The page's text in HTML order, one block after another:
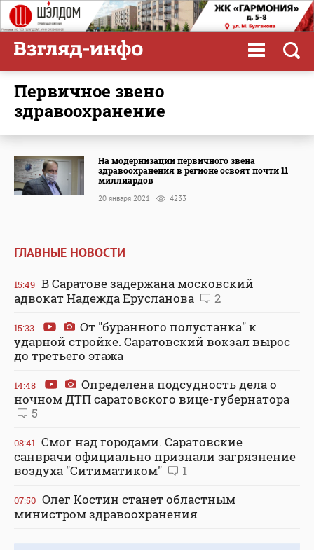
первичное звено
здравоохранение
На модернизации первичного звена
здравоохранения в регионе освоят почти 11
миллиардов
20 января 2021 4233
ГЛАВНЫЕ НОВОСТИ
15:49 В Саратове задержана московский
адвокат Надежда Ерусланова
2
15:33
От "буранного полустанка" к
ударной стройке. Саратовский вокзал вырос
до третьего этажа
14:48
Определена подсудность дела о
ночном ДТП саратовского вице-губернатора
5
08:41 Смог над городами. Саратовские
санврачи официально признали загрязнение
воздуха "Ситиматиком"
1
07:50 Олег Костин станет областным
министром здравоохранения